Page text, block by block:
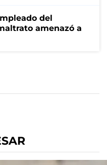
del
amenazó a